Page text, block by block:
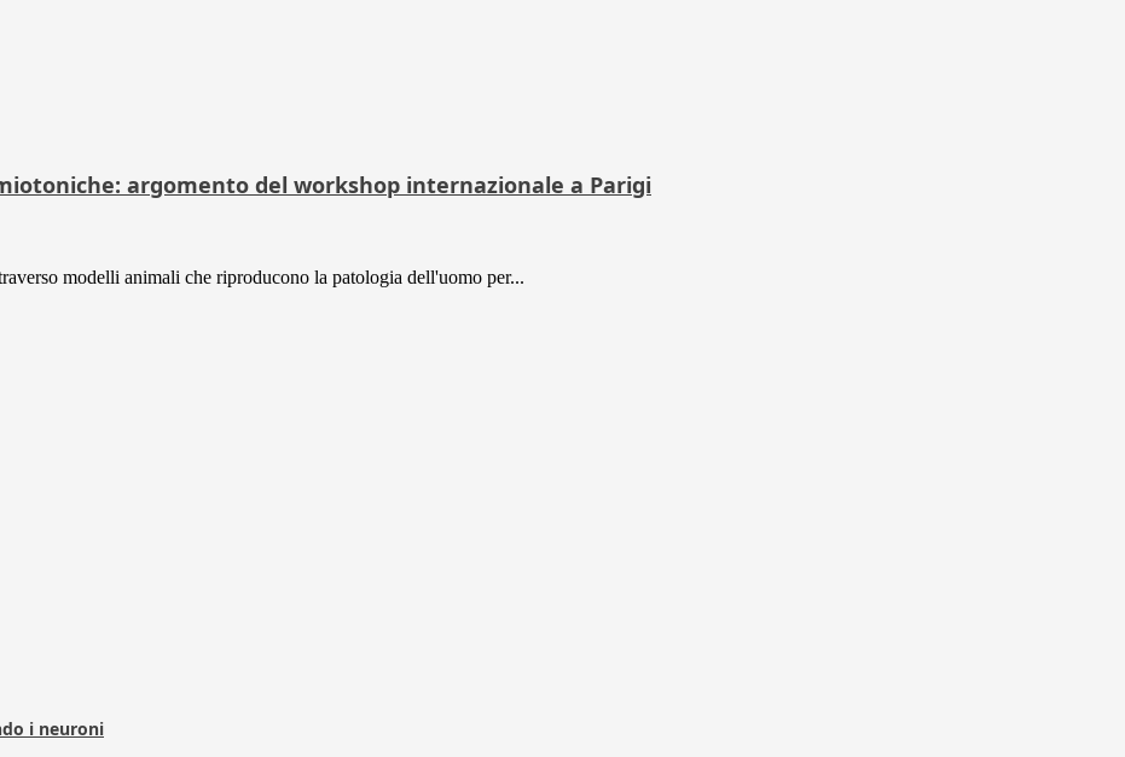
argomento del workshop internazionale a Parigi
modelli animali che riproducono la patologia dell'uomo per...
i neuroni